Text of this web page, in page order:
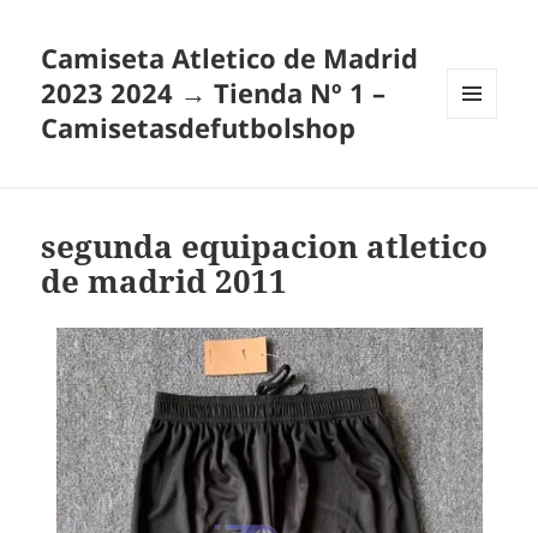
Camiseta Atletico de Madrid
2023 2024 → Tienda Nº 1 –
Camisetasdefutbolshop
segunda equipacion atletico
de madrid 2011